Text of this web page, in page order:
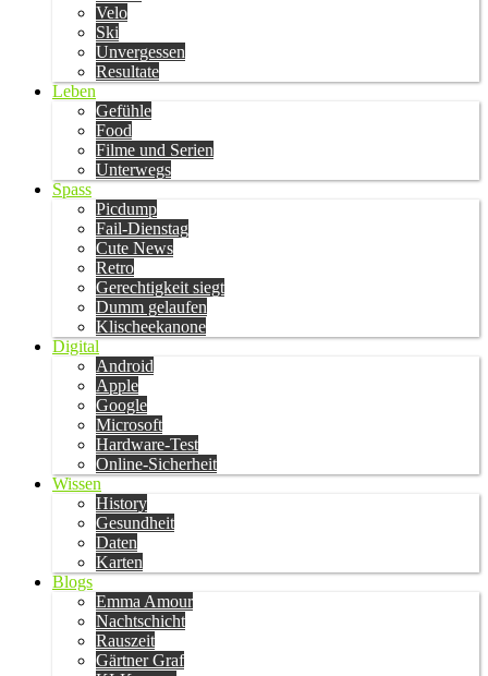
Velo
Ski
Unvergessen
Resultate
Leben
Gefühle
Food
Filme und Serien
Unterwegs
Spass
Picdump
Fail-Dienstag
Cute News
Retro
Gerechtigkeit siegt
Dumm gelaufen
Klischeekanone
Digital
Android
Apple
Google
Microsoft
Hardware-Test
Online-Sicherheit
Wissen
History
Gesundheit
Daten
Karten
Blogs
Emma Amour
Nachtschicht
Rauszeit
Gärtner Graf